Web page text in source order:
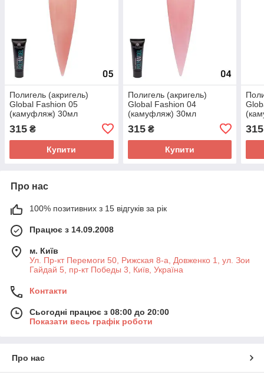
Полигель (акригель)
Global Fashion 05
(камуфляж) 30мл
315 ₴
Купити
Полигель (акригель)
Global Fashion 04
(камуфляж) 30мл
315₴
Купити
315
Про нас
100% позитивних з 15 відгуків за рік
Працює з 14.09.2008
м. Київ
Ул. Пр-кт Перемоги 50, Рижская 8-а, Довженко 1, ул. Зои
Гайдай 5, пр-кт Победы 3, Київ, Україна
Контакти
Сьогодні працює з 08:00 до 20:00
Показати весь графік роботи
Про нас